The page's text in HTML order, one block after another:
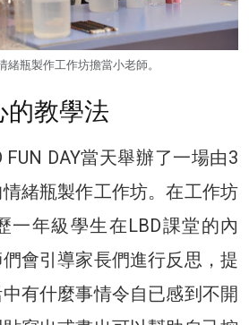
緒瓶製作工作坊擔當小老師。
的教學法
DAY當天舉辦了一場由3
緒瓶製作工作坊。在工作坊
一年級學生在LBD課堂的內
會引導家長們進行反思，提
有什麼事情令自已感到不開